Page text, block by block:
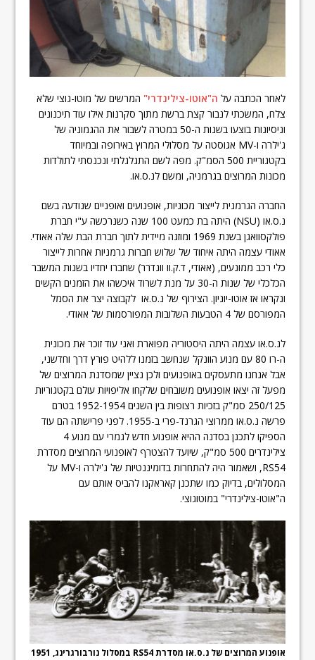
לאחר הכתבה על ה"אוטו-צילינדרי" המרשים של מוטו-גוצי שלא
צלח, המשכתי לנבור קצת ברשת מתוך סקרנות אילו עוד תיכנונים
וניסיונות בוצעו בשנות ה-50 במטרה לשבור את ההגמוניה של
ג'ילרה ו-MV אגוסטה על מסלולי המרוץ באירופה ובמיוחד
בקטגוריית 500 הסמ"ק. מפה לשם התגלגלתי ונכנסתי לתולדות
מכונות המרוצים בגרמניה, ומשם לנ.ס.או.
החברה הגרמנית לייצור מכוניות, אופנועים ואופניים שנודעה בשם
נ.ס.או (NSU) היתה בת כמעט 100 שנה כשנרכשה ע"י חברת
פולקסוואגן בשנת 1969 ומוזגה מיידית לתוך חברת הבת שלה אאודי.
אאודי עצמה היתה איחוד של שלוש חברות גרמניות אחרות לייצור
כלי רכב ממונעים, (אאודי, ד.ק.וו וונדרר) שחברו יחדיו בשנות המשבר
הכלכלי של שנות ה-30 על מנת לשרוד איכשהו את הזמנים הקשים
ונקראו אז אוטו-יוניון. הצירוף של נ.ס.או לקבוצה יצר את הסמל
המפורסם של 4 הטבעות השלובות המפורסמות של אאודי.
לנ.ס.או עצמה היתה היסטוריה מפוארת ואני עוד זוכר את מכונית
ה-רו 80 עם מנוע הוונקל שנחשב בזמנו ללהיט פורץ דרך וחדשני,
אבל אנחנו מתעסקים באופנועים ולכן נציין שמסדנת המרוצים של
מפעל זה יצאו אופנועים משובחים שלקחו אליפויות עולם בקטגוריות
250/125 סמ"ק בזכיות רצופות בין השנים 1952-1954 בטרם
פרשה נ.ס.או ממרוצי הגרנד-פרי ב-1955. לפני פרישתה הם עוד
הספיקו לתכנן בסדנה ההיא אופנוע חדש לגמרי עם מנוע 4
צילינדרים 500 סמ"ק, שיועד להצטרף לאופנועי המרוצים מסדרת
RS54, ושאמור היה להתחרות בדומיננטיות של ג'ילרה ו-MV על
המסלולים, בדיוק כמו שתכנן קאראקנו להביס אותם עם
ה"אוטו-צילינדרי" במוטוגוצי.
אופנוע המרוצים של נ.ס.או מסדרת RS54 במסלול נורבורגרינג, 1951